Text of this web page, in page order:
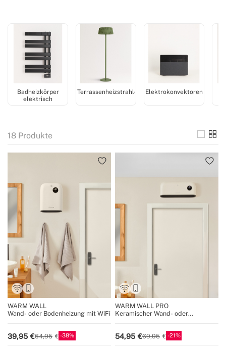
Hauch von Stil und Raffinesse verleihen.
Badheizkörper
elektrisch
Terrassenheizstrahler Elektrokonvektoren
18 Produkte
WARM WALL
Wand- oder Bodenheizung mit WiFi
39,95 64,95 38
WARM WALL PRO
Keramischer Wand- oder
54,95 69,95 21